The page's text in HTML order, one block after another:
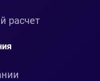
расчет